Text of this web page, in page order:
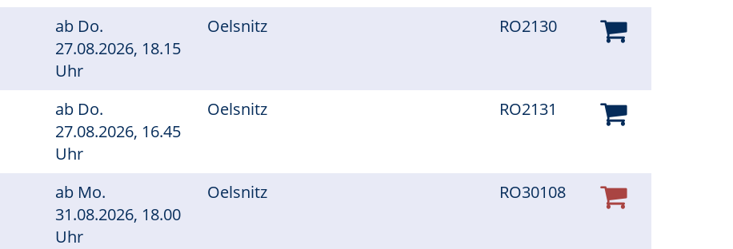
ab Do.
27.08.2026, 18.15
Uhr
Oelsnitz RO2130
ab Do.
27.08.2026, 16.45
Uhr
Oelsnitz RO2131
ab Mo.
31.08.2026, 18.00
Uhr
Oelsnitz RO30108